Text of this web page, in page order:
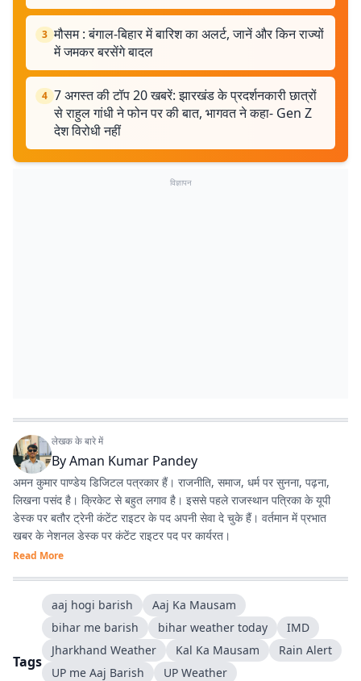
3 मौसम : बंगाल-बिहार में बारिश का अलर्ट, जानें और किन राज्यों
में जमकर बरसेंगे बादल
4 7 अगस्त की टॉप 20 खबरें: झारखंड के प्रदर्शनकारी छात्रों
से राहुल गांधी ने फोन पर की बात, भागवत ने कहा- Gen Z
देश विरोधी नहीं
विज्ञापन
लेखक के बारे में
ByAman Kumar Pandey
अमन कुमार पाण्डेय डिजिटल पत्रकार हैं। राजनीति, समाज, धर्म पर सुनना, पढ़ना,
लिखना पसंद है। क्रिकेट से बहुत लगाव है। इससे पहले राजस्थान पत्रिका के यूपी
डेस्क पर बतौर ट्रेनी कंटेंट राइटर के पद अपनी सेवा दे चुके हैं। वर्तमान में प्रभात
खबर के नेशनल डेस्क पर कंटेंट राइटर पद पर कार्यरत।
Read More
Tags
aaj hogi barish
Aaj Ka Mausam
bihar me barish
bihar weather today
IMD
Jharkhand Weather
Kal Ka Mausam
Rain Alert
UP me Aaj Barish
UP Weather